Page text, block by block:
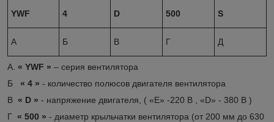
YWF 4 D 500 S
А Б В Г Д
А. « YWF » – серия вентилятора
Б « 4 » - количество полюсов двигателя вентилятора
В « D » - напряжение двигателя, ( «Е» -220 В , «D» - 380 В )
Г « 500 » - диаметр крыльчатки вентилятора (от 200 мм до 630